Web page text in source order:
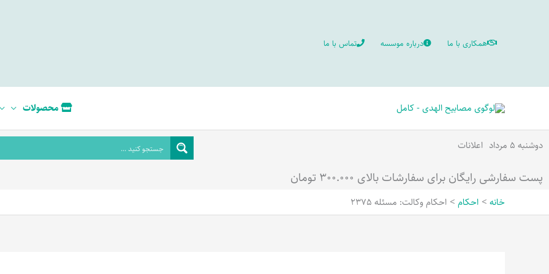
همکاری با ما درباره موسسه تماس با ما
محصولات
دوشنبه ۵ مرداد اعلانات
پست سفارشی رایگان برای سفارشات بالای ۳۰۰.۰۰۰ تومان
خانه احکام احکام وکالت: مسئله 2375